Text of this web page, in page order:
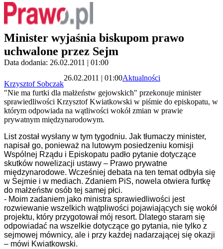
Minister wyjaśnia biskupom prawo
uchwalone przez Sejm
Data dodania: 26.02.2011 | 01:00
Krzysztof Sobczak
26.02.2011 | 01:00Aktualności
"Nie ma furtki dla małżeństw gejowskich" przekonuje minister
sprawiedliwości Krzysztof Kwiatkowski w piśmie do episkopatu, w
którym odpowiada na wątliwości wokół zmian w prawie
prywatnym międzynarodowym.
List został wysłany w tym tygodniu. Jak tłumaczy minister,
napisał go, ponieważ na lutowym posiedzeniu komisji
Wspólnej Rządu i Episkopatu padło pytanie dotyczące
skutków nowelizacji ustawy – Prawo prywatne
międzynarodowe. Wcześniej debata na ten temat odbyła się
w Sejmie i w mediach. Zdaniem PiS, nowela otwiera furtkę
do małżeństw osób tej samej płci.
- Moim zadaniem jako ministra sprawiedliwości jest
rozwiewanie wszelkich wątpliwości pojawiających się wokół
projektu, który przygotował mój resort. Dlatego staram się
odpowiadać na wszelkie dotyczące go pytania, nie tylko z
sejmowej mównicy, ale i przy każdej nadarzającej się okazji
– mówi Kwiatkowski.